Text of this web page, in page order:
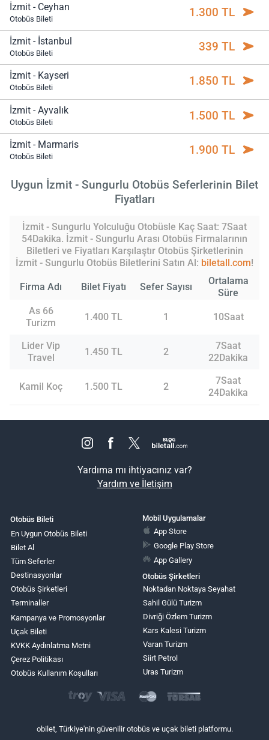
İzmit - Ceyhan
Otobüs Bileti 1.300 TL
İzmit - İstanbul
Otobüs Bileti 339 TL
İzmit - Kayseri
Otobüs Bileti 1.850 TL
İzmit - Ayvalık
Otobüs Bileti 1.500 TL
İzmit - Marmaris
Otobüs Bileti 1.900 TL
Uygun İzmit - Sungurlu Otobüs Seferlerinin Bilet
Fiyatları
İzmit - Sungurlu Yolculuğu Otobüsle Kaç Saat: 7Saat
54Dakika. İzmit - Sungurlu Arası Otobüs Firmalarının
Biletleri ve Fiyatları Karşılaştır Otobüs Şirketlerinin
İzmit - Sungurlu Otobüs Biletlerini Satın Al: biletall.com!
Firma Adı Bilet Fiyatı Sefer Sayısı
Ortalama
Süre
As 66
Turizm
1.400 TL 1 10Saat
Lider Vip
Travel
1.450 TL 2
7Saat
22Dakika
Kamil Koç 1.500 TL 2
7Saat
24Dakika
Yardıma mı ihtiyacınız var?
Yardım ve İletişim
Otobüs Bileti
En Uygun Otobüs Bileti
Bilet Al
Tüm Seferler
Destinasyonlar
Otobüs Şirketleri
Terminaller
Kampanya ve Promosyonlar
Uçak Bileti
KVKK Aydınlatma Metni
Çerez Politikası
Otobüs Kullanım Koşulları
Mobil Uygulamalar
App Store
Google Play Store
App Gallery
Otobüs Şirketleri
Noktadan Noktaya Seyahat
Sahil Gülü Turizm
Divriği Özlem Turizm
Kars Kalesi Turizm
Varan Turizm
Siirt Petrol
Uras Turizm
obilet, Türkiye'nin güvenilir otobüs ve uçak bileti platformu.